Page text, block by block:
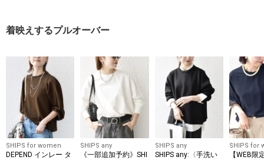
着映えするプルオーバー
SHIPS for women
DEPEND インレー タ
SHIPS any
《一部追加予約》SHI
SHIPS any
SHIPS any:〈手洗い
SHIPS for
【WEB限